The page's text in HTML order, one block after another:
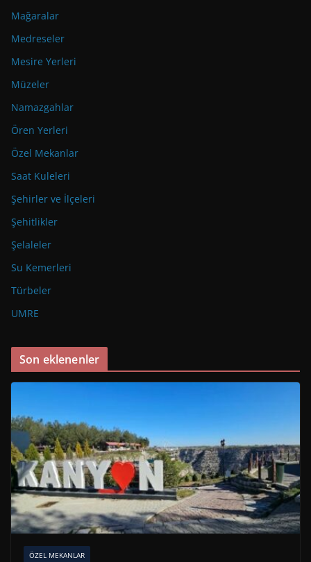
Mağaralar
Medreseler
Mesire Yerleri
Müzeler
Namazgahlar
Ören Yerleri
Özel Mekanlar
Saat Kuleleri
Şehirler ve İlçeleri
Şehitlikler
Şelaleler
Su Kemerleri
Türbeler
UMRE
Son eklenenler
ÖZEL MEKANLAR